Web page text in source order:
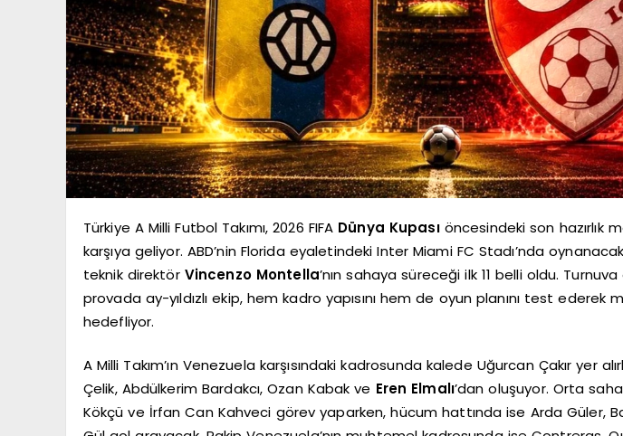
Türkiye A Milli Futbol Takımı, 2026 FIFA Dünya Kupasıöncesindeki son hazırlık
karşıya geliyor. ABD’nin Florida eyaletindeki Inter Miami FC Stadı’nda
teknik direktör Vincenzo Montella’nın sahaya süreceği ilk 11 belli oldu.
provada ay-yıldızlı ekip, hem kadro yapısını hem de oyun planını test ederek
hedefliyor.
A Milli Takım’ın Venezuela karşısındaki kadrosunda kalede Uğurcan Çakır yer
Çelik, Abdülkerim Bardakcı, Ozan Kabak ve Eren Elmalı’dan oluşuyor. Orta
Kökçü ve İrfan Can Kahveci görev yaparken, hücum hattında ise Arda Güler,